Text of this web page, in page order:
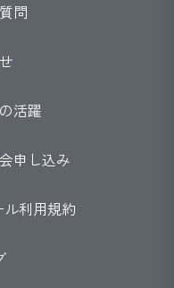
問
活躍
申し込み
ル利用規約